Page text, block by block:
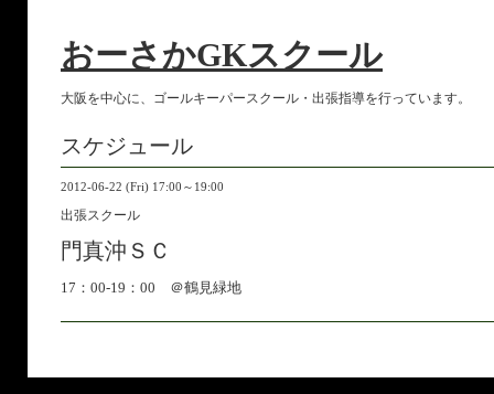
おーさかGKスクール
大阪を中心に、ゴールキーパースクール・出張指導を行っています。
スケジュール
2012-06-22 (Fri) 17:00～19:00
出張スクール
門真沖ＳＣ
17：00-19：00 ＠鶴見緑地